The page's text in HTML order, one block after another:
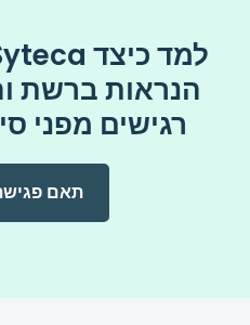
הנראות ברשת
רגישים מפני
תאם